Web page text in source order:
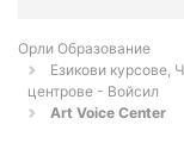
Орли Образование
Езикови курсове,
центрове - Войсил
Art Voice Center